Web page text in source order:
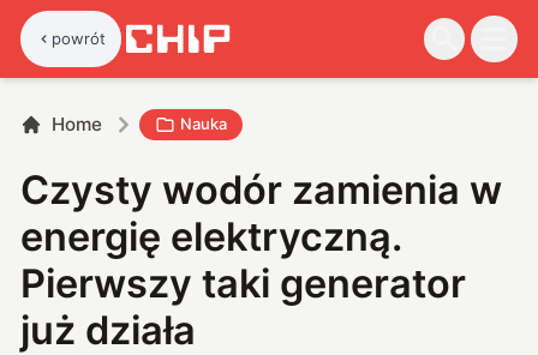
powrót
Home Nauka
Czysty wodór zamienia w
energię elektryczną.
Pierwszy taki generator
już działa